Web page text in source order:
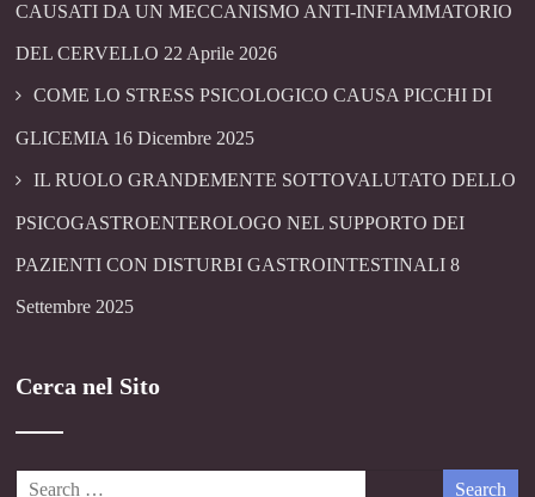
CAUSATI DA UN MECCANISMO ANTI-INFIAMMATORIO
DEL CERVELLO 22 Aprile 2026
COME LO STRESS PSICOLOGICO CAUSA PICCHI DI
GLICEMIA 16 Dicembre 2025
IL RUOLO GRANDEMENTE SOTTOVALUTATO DELLO
PSICOGASTROENTEROLOGO NEL SUPPORTO DEI
PAZIENTI CON DISTURBI GASTROINTESTINALI 8
Settembre 2025
Cerca nel Sito